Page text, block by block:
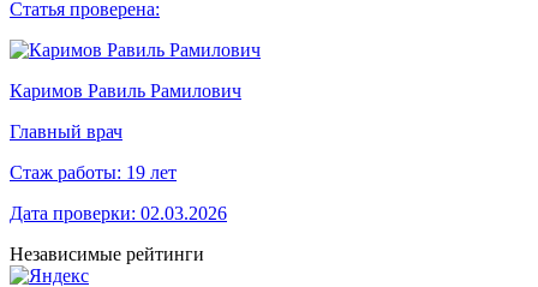
Статья проверена:
Каримов Равиль Рамилович
Главный врач
Стаж работы: 19 лет
Дата проверки: 02.03.2026
Независимые рейтинги